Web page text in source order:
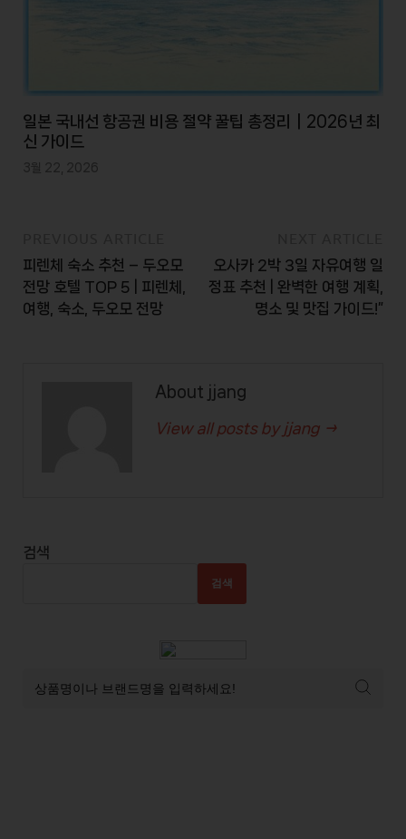
일본 국내선 항공권 비용 절약 꿀팁 총정리｜2026년 최
신 가이드
3월 22, 2026
피렌체 숙소 추천 – 두오모
전망 호텔 TOP 5 | 피렌체,
여행, 숙소, 두오모 전망
오사카 2박 3일 자유여행 일
정표 추천 | 완벽한 여행 계획,
명소 및 맛집 가이드!”
About jjang
View all posts by jjang →
검색
검색